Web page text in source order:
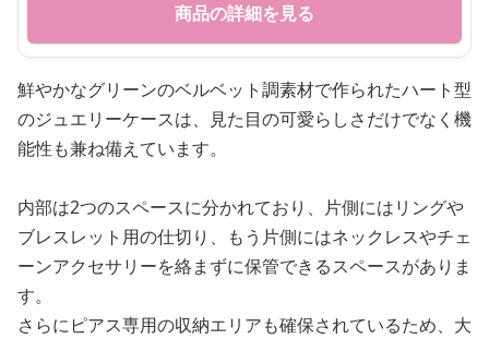
商品の詳細を見る
鮮やかなグリーンのベルベット調素材で作られたハート型
のジュエリーケースは、見た目の可愛らしさだけでなく機
能性も兼ね備えています。
内部は2つのスペースに分かれており、片側にはリングや
ブレスレット用の仕切り、もう片側にはネックレスやチェ
ーンアクセサリーを絡まずに保管できるスペースがありま
す。
さらにピアス専用の収納エリアも確保されているため、大